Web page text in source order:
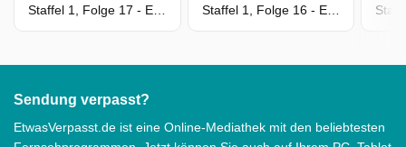
Staffel 1, Folge 16 - Episode 16
Sendung verpasst?
EtwasVerpasst.de ist eine Online-Mediathek mit den beliebtesten